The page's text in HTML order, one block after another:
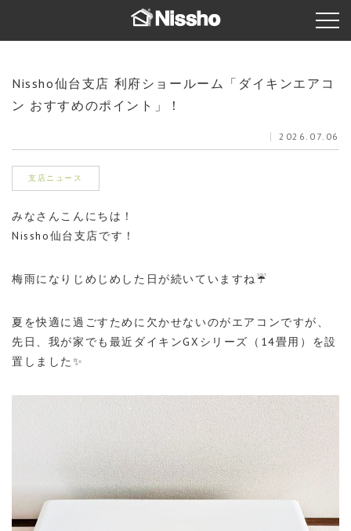
Nissho仙台支店 利府ショールーム「ダイキンエアコ
ン おすすめのポイント」！
2026.07.06
支店ニュース
みなさんこんにちは！
Nissho仙台支店です！
梅雨になりじめじめした日が続いていますね☔
夏を快適に過ごすために欠かせないのがエアコンですが、
先日、我が家でも最近ダイキンGXシリーズ（14畳用）を設
置しました✨